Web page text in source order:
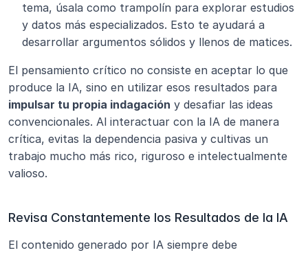
tema, úsala como trampolín para explorar estudios
y datos más especializados. Esto te ayudará a
desarrollar argumentos sólidos y llenos de matices.
El pensamiento crítico no consiste en aceptar lo que
impulsar tu propia indagación y desafiar las ideas
convencionales. Al interactuar con la IA de manera
crítica, evitas la dependencia pasiva y cultivas un
trabajo mucho más rico, riguroso e intelectualmente
valioso.
Revisa Constantemente los Resultados de la IA
El contenido generado por IA siempre debe